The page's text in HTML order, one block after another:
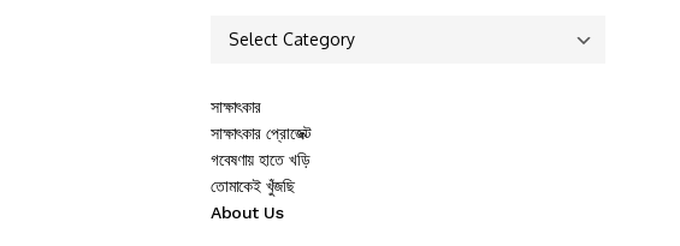
সাক্ষাৎকার
সাক্ষাৎকার প্রোজেক্ট
গবেষণায় হাতে খড়ি
তোমাকেই খুঁজছি
About Us